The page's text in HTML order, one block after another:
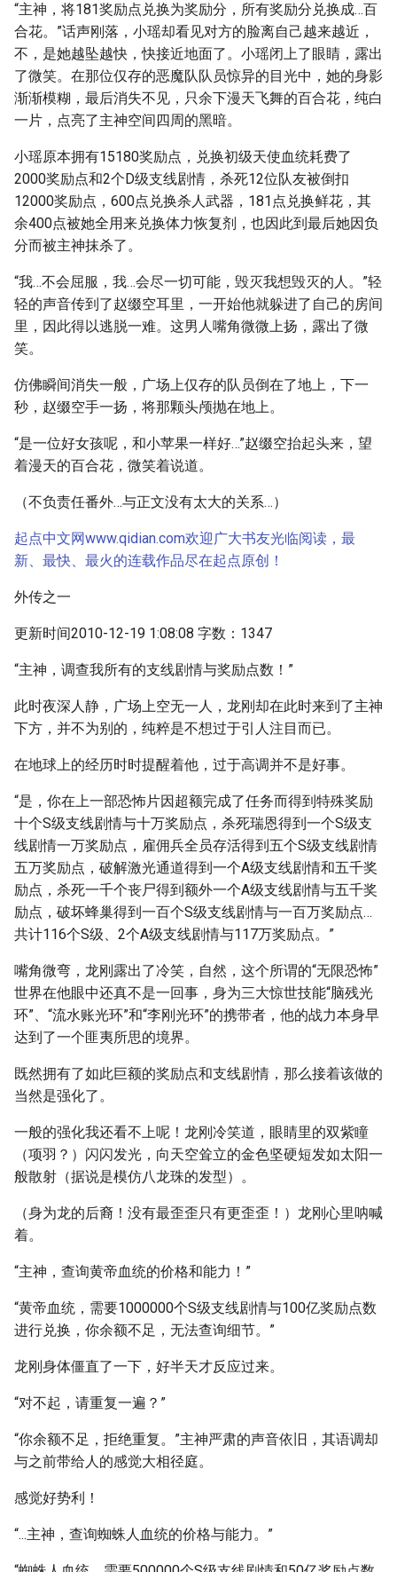
“主神，将181奖励点兑换为奖励分，所有奖励分兑换成…百
合花。”话声刚落，小瑶却看见对方的脸离自己越来越近，
不，是她越坠越快，快接近地面了。小瑶闭上了眼睛，露出
了微笑。在那位仅存的恶魔队队员惊异的目光中，她的身影
渐渐模糊，最后消失不见，只余下漫天飞舞的百合花，纯白
一片，点亮了主神空间四周的黑暗。
小瑶原本拥有15180奖励点，兑换初级天使血统耗费了
2000奖励点和2个D级支线剧情，杀死12位队友被倒扣
12000奖励点，600点兑换杀人武器，181点兑换鲜花，其
余400点被她全用来兑换体力恢复剂，也因此到最后她因负
分而被主神抹杀了。
“我…不会屈服，我…会尽一切可能，毁灭我想毁灭的人。”轻
轻的声音传到了赵缀空耳里，一开始他就躲进了自己的房间
里，因此得以逃脱一难。这男人嘴角微微上扬，露出了微
笑。
仿佛瞬间消失一般，广场上仅存的队员倒在了地上，下一
秒，赵缀空手一扬，将那颗头颅抛在地上。
“是一位好女孩呢，和小苹果一样好…”赵缀空抬起头来，望
着漫天的百合花，微笑着说道。
（不负责任番外…与正文没有太大的关系…）
起点中文网www.qidian.com欢迎广大书友光临阅读，最
新、最快、最火的连载作品尽在起点原创！
外传之一
更新时间2010-12-19 1:08:08 字数：1347
“主神，调查我所有的支线剧情与奖励点数！”
此时夜深人静，广场上空无一人，龙刚却在此时来到了主神
下方，并不为别的，纯粹是不想过于引人注目而已。
在地球上的经历时时提醒着他，过于高调并不是好事。
“是，你在上一部恐怖片因超额完成了任务而得到特殊奖励
十个S级支线剧情与十万奖励点，杀死瑞恩得到一个S级支
线剧情一万奖励点，雇佣兵全员存活得到五个S级支线剧情
五万奖励点，破解激光通道得到一个A级支线剧情和五千奖
励点，杀死一千个丧尸得到额外一个A级支线剧情与五千奖
励点，破坏蜂巢得到一百个S级支线剧情与一百万奖励点…
共计116个S级、2个A级支线剧情与117万奖励点。”
嘴角微弯，龙刚露出了冷笑，自然，这个所谓的“无限恐怖”
世界在他眼中还真不是一回事，身为三大惊世技能“脑残光
环”、“流水账光环”和“李刚光环”的携带者，他的战力本身早
达到了一个匪夷所思的境界。
既然拥有了如此巨额的奖励点和支线剧情，那么接着该做的
当然是强化了。
一般的强化我还看不上呢！龙刚冷笑道，眼睛里的双紫瞳
（项羽？）闪闪发光，向天空耸立的金色坚硬短发如太阳一
般散射（据说是模仿八龙珠的发型）。
（身为龙的后裔！没有最歪歪只有更歪歪！）龙刚心里呐喊
着。
“主神，查询黄帝血统的价格和能力！”
“黄帝血统，需要1000000个S级支线剧情与100亿奖励点数
进行兑换，你余额不足，无法查询细节。”
龙刚身体僵直了一下，好半天才反应过来。
“对不起，请重复一遍？”
“你余额不足，拒绝重复。”主神严肃的声音依旧，其语调却
与之前带给人的感觉大相径庭。
感觉好势利！
“...主神，查询蜘蛛人血统的价格与能力。”